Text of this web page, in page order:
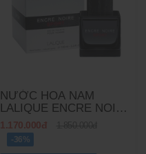
NƯỚC HOA NAM
LALIQUE ENCRE NOIRE
SPORT EDT
1.170.000đ
-36%